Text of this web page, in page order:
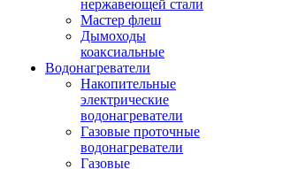
нержавеющей стали
Мастер флеш
Дымоходы
коаксиальные
Водонагреватели
Накопительные
электрические
водонагреватели
Газовые проточные
водонагреватели
Газовые